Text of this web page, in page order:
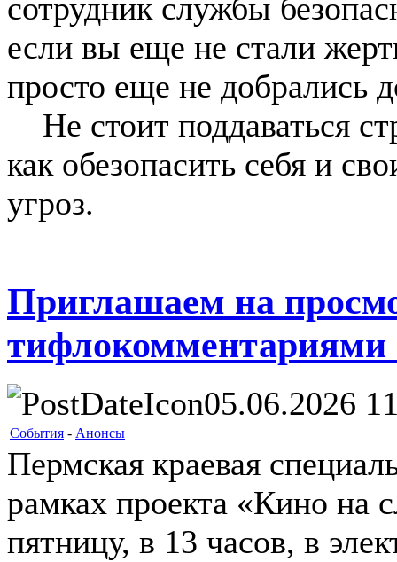
сотрудник службы
если вы еще не стали
просто еще не добрались
Не стоит поддаваться
как обезопасить себя и
угроз.
Приглашаем на
тифлокомментариями
05.06.2026
События - Анонсы
Пермская краевая
рамках проекта «Кино на
пятницу, в 13 часов, в